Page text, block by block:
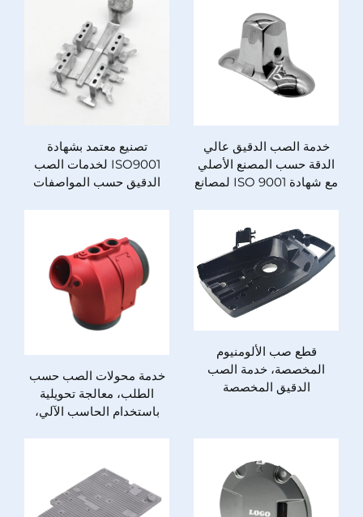
خدمة الصب الدقيق عالي
الدقة حسب المصنع الأصلي
مع شهادة ISO 9001 لمصانع
لمظلات الإضاءة
تصنيع معتمد بشهادة
ISO9001 لخدمات الصب
الدقيق حسب المواصفات
قطع صب الألومنيوم
المخصصة، خدمة الصب
الدقيق المخصصة
خدمة محولات الصب حسب
الطلب، معالجة تحويلية
باستخدام الحاسب الآلي،